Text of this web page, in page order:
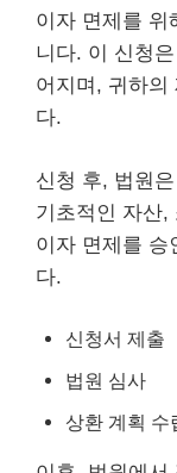
이자 면제를 위
니다. 이 신청
어지며, 귀하의
다.
신청 후, 법원
기초적인 자산,
이자 면제를 승
다.
신청서 제출
법원 심사
상환 계획 수